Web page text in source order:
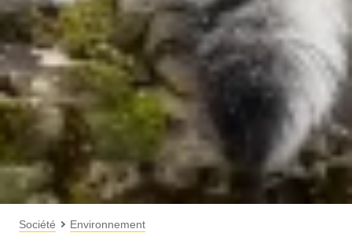
Société Environnement